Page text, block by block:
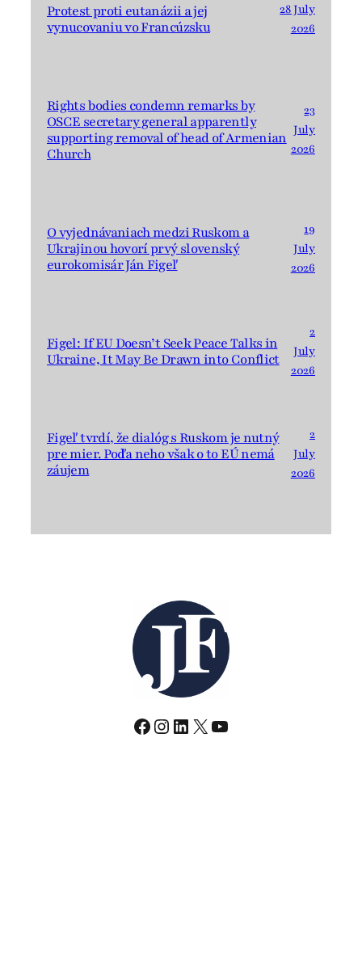
Protest proti eutanázii a jej
vynucovaniu vo Francúzsku
28 July
2026
Rights bodies condemn remarks by
OSCE secretary general apparently
supporting removal of head of Armenian
Church
23
July
2026
O vyjednávaniach medzi Ruskom a
Ukrajinou hovorí prvý slovenský
eurokomisár Ján Figeľ
19
July
2026
Figel: If EU Doesn’t Seek Peace Talks in
Ukraine, It May Be Drawn into Conflict
2
July
2026
Figeľ tvrdí, že dialóg s Ruskom je nutný
pre mier. Podľa neho však o to EÚ nemá
záujem
2
July
2026
Facebook
Instagram
LinkedIn
X YouTube